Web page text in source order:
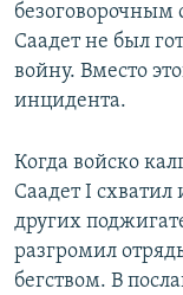
безоговорочным
Саадет не был
войну. Вместо
инцидента.
Когда войско
Саадет I
других
разгромил
бегством. В